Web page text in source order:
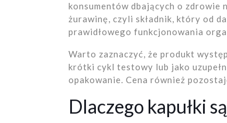
konsumentów dbających o zdrowie
żurawinę, czyli składnik, który od
prawidłowego funkcjonowania
Warto zaznaczyć, że produkt
krótki cykl testowy lub jako
opakowanie. Cena również
Dlaczego kapułki